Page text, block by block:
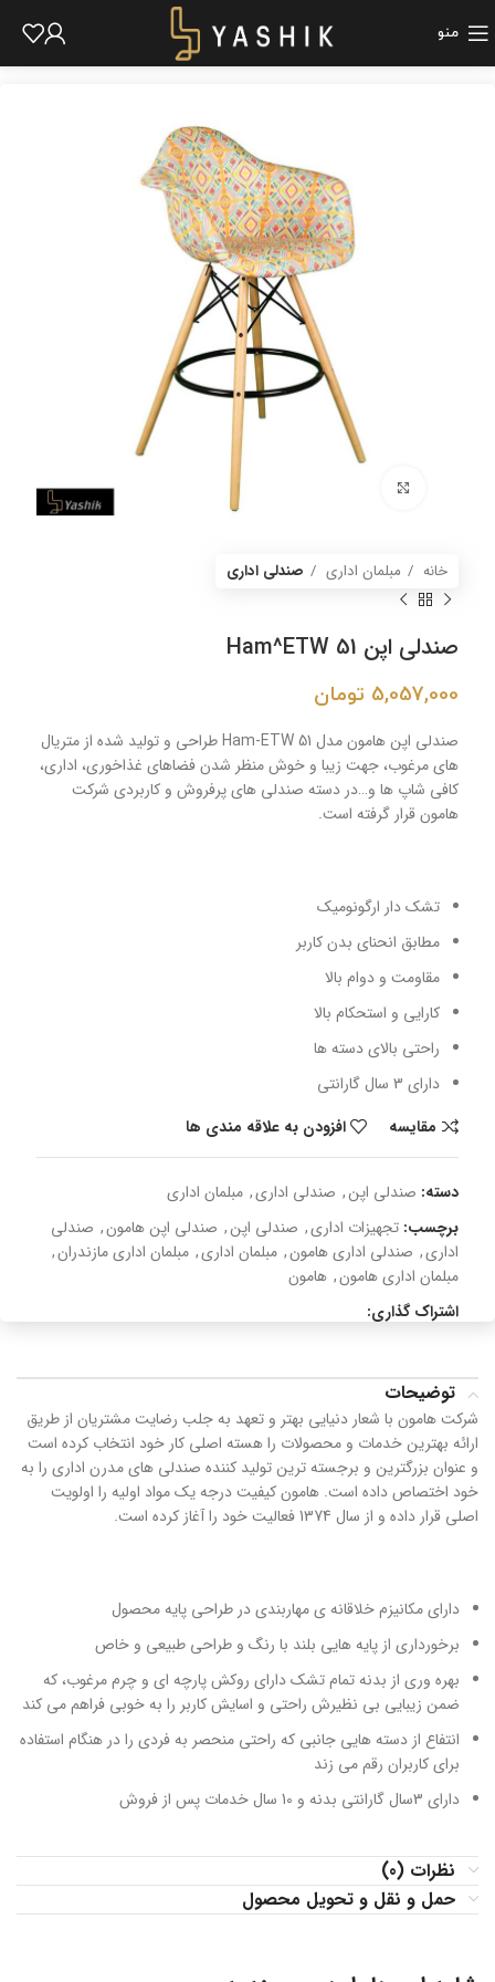
منو
برای بزرگنمایی کلیک کنید
خانه مبلمان اداری صندلی اداری
صندلی اپن Ham^ETW 51
5,057,000 تومان
صندلی اپن هامون مدل Ham-ETW 51 طراحی و تولید شده از متریال
های مرغوب، جهت زیبا و خوش منظر شدن فضاهای غذاخوری، اداری،
کافی شاپ ها و…در دسته صندلی های پرفروش و کاربردی شرکت
هامون قرار گرفته است.
تشک دار ارگونومیک
مطابق انحنای بدن کاربر
مقاومت و دوام بالا
کارایی و استحکام بالا
راحتی بالای دسته ها
دارای 3 سال گارانتی
مقایسه
افزودن به علاقه مندی ها
دسته: صندلی اپن, صندلی اداری, مبلمان اداری
برچسب: تجهیزات اداری, صندلی اپن, صندلی اپن هامون, صندلی
اداری, صندلی اداری هامون, مبلمان اداری, مبلمان اداری مازندران,
مبلمان اداری هامون, هامون
اشتراک گذاری:
توضیحات
شرکت هامون با شعار دنیایی بهتر و تعهد به جلب رضایت مشتریان از طریق
ارائه بهترین خدمات و محصولات را هسته اصلی کار خود انتخاب کرده است
و عنوان بزرگترین و برجسته ترین تولید کننده صندلی های مدرن اداری را به
خود اختصاص داده است. هامون کیفیت درجه یک مواد اولیه را اولویت
اصلی قرار داده و از سال 1374 فعالیت خود را آغاز کرده است.
دارای مکانیزم خلاقانه ی مهاربندی در طراحی پایه محصول
برخورداری از پایه هایی بلند با رنگ و طراحی طبیعی و خاص
بهره وری از بدنه تمام تشک دارای روکش پارچه ای و چرم مرغوب، که
ضمن زیبایی بی نظیرش راحتی و اسایش کاربر را به خوبی فراهم می کند
انتفاع از دسته هایی جانبی که راحتی منحصر به فردی را در هنگام استفاده
برای کاربران رقم می زند
دارای 3سال گارانتی بدنه و 10 سال خدمات پس از فروش
نظرات (0)
حمل و نقل و تحویل محصول